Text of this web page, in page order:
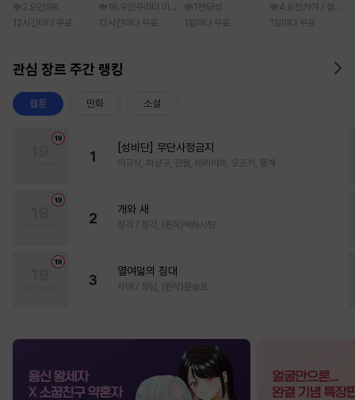
2.9만 SIK
12시간마다 무료
궁 수수께끼 풀이
수첩)
16.9만 쿠라타 미노지 / 휴우가 나츠
12시간마다 무료
가정부 빙의기
1천 당성
1일마다 무료
4.6천 카야 / 점면, (
1일마다 무료
관심 장르 주간 랭킹
웹툰 만화 소설
1
[성비단] 무단사정금지
마규식, 피상구, 진월, 테리야끼, 오프카, 뚱개
2
개와 새
정각 / 정각, (원작)박하사탕
3
열여덟의 침대
자태 / 청담, (원작)문슬로